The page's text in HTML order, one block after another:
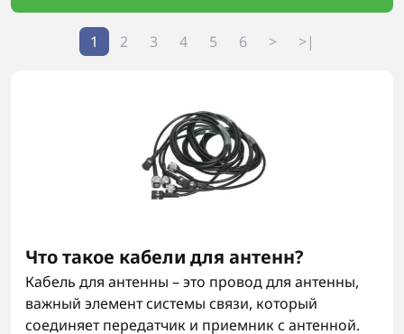
1 2 3 4 5 6 > >|
Что такое кабели для антенн?
Кабель для антенны – это провод для антенны,
важный элемент системы связи, который
соединяет передатчик и приемник с антенной.